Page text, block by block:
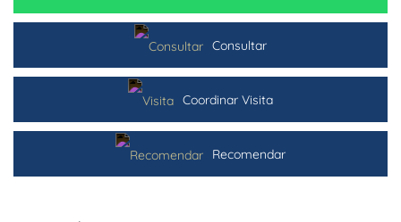
Consultar
Coordinar Visita
Recomendar